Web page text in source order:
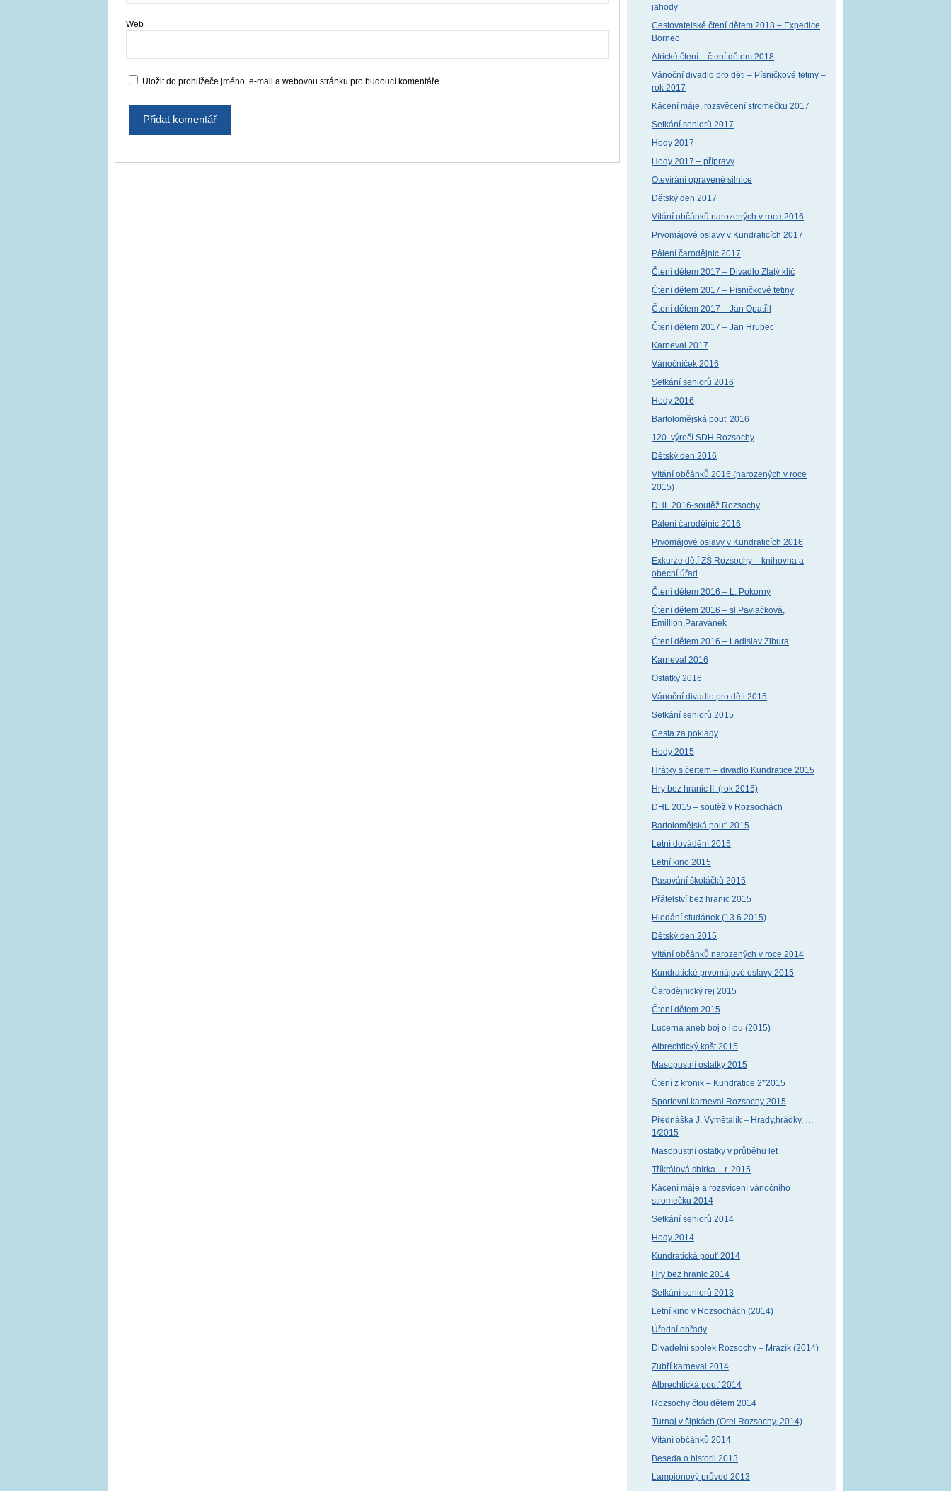
Web
Uložit do prohlížeče jméno, e-mail a webovou stránku pro budoucí komentáře.
jahody
Cestovatelské čtení dětem 2018 – Expedice
Borneo
Africké čtení – čtení dětem 2018
Vánoční divadlo pro děti – Písničkové tetiny –
rok 2017
Kácení máje, rozsvěcení stromečku 2017
Setkání seniorů 2017
Hody 2017
Hody 2017 – přípravy
Otevírání opravené silnice
Dětský den 2017
Vítání občánků narozených v roce 2016
Prvomájové oslavy v Kundraticích 2017
Pálení čarodějnic 2017
Čtení dětem 2017 – Divadlo Zlatý klíč
Čtení dětem 2017 – Písničkové tetiny
Čtení dětem 2017 – Jan Opatřil
Čtení dětem 2017 – Jan Hrubec
Karneval 2017
Vánočníček 2016
Setkání seniorů 2016
Hody 2016
Bartolomějská pouť 2016
120. výročí SDH Rozsochy
Dětský den 2016
Vítání občánků 2016 (narozených v roce
2015)
DHL 2016-soutěž Rozsochy
Pálení čarodějnic 2016
Prvomájové oslavy v Kundraticích 2016
Exkurze dětí ZŠ Rozsochy – knihovna a
obecní úřad
Čtení dětem 2016 – L. Pokorný
Čtení dětem 2016 – sl.Pavlačková,
Emillion,Paravánek
Čtení dětem 2016 – Ladislav Zibura
Karneval 2016
Ostatky 2016
Vánoční divadlo pro děti 2015
Setkání seniorů 2015
Cesta za poklady
Hody 2015
Hrátky s čertem – divadlo Kundratice 2015
Hry bez hranic II. (rok 2015)
DHL 2015 – soutěž v Rozsochách
Bartolomějská pouť 2015
Letní dovádění 2015
Letní kino 2015
Pasování školáčků 2015
Přátelství bez hranic 2015
Hledání studánek (13.6.2015)
Dětský den 2015
Vítání občánků narozených v roce 2014
Kundratické prvomájové oslavy 2015
Čarodějnický rej 2015
Čtení dětem 2015
Lucerna aneb boj o lípu (2015)
Albrechtický košt 2015
Masopustní ostatky 2015
Čtení z kronik – Kundratice 2*2015
Sportovní karneval Rozsochy 2015
Přednáška J. Vymětalík – Hrady,hrádky, …
1/2015
Masopustní ostatky v průběhu let
Tříkrálová sbírka – r. 2015
Kácení máje a rozsvícení vánočního
stromečku 2014
Setkání seniorů 2014
Hody 2014
Kundratická pouť 2014
Hry bez hranic 2014
Setkání seniorů 2013
Letní kino v Rozsochách (2014)
Úřední obřady
Divadelní spolek Rozsochy – Mrazík (2014)
Zubří karneval 2014
Albrechtická pouť 2014
Rozsochy čtou dětem 2014
Turnaj v šipkách (Orel Rozsochy, 2014)
Vítání občánků 2014
Beseda o historii 2013
Lampionový průvod 2013